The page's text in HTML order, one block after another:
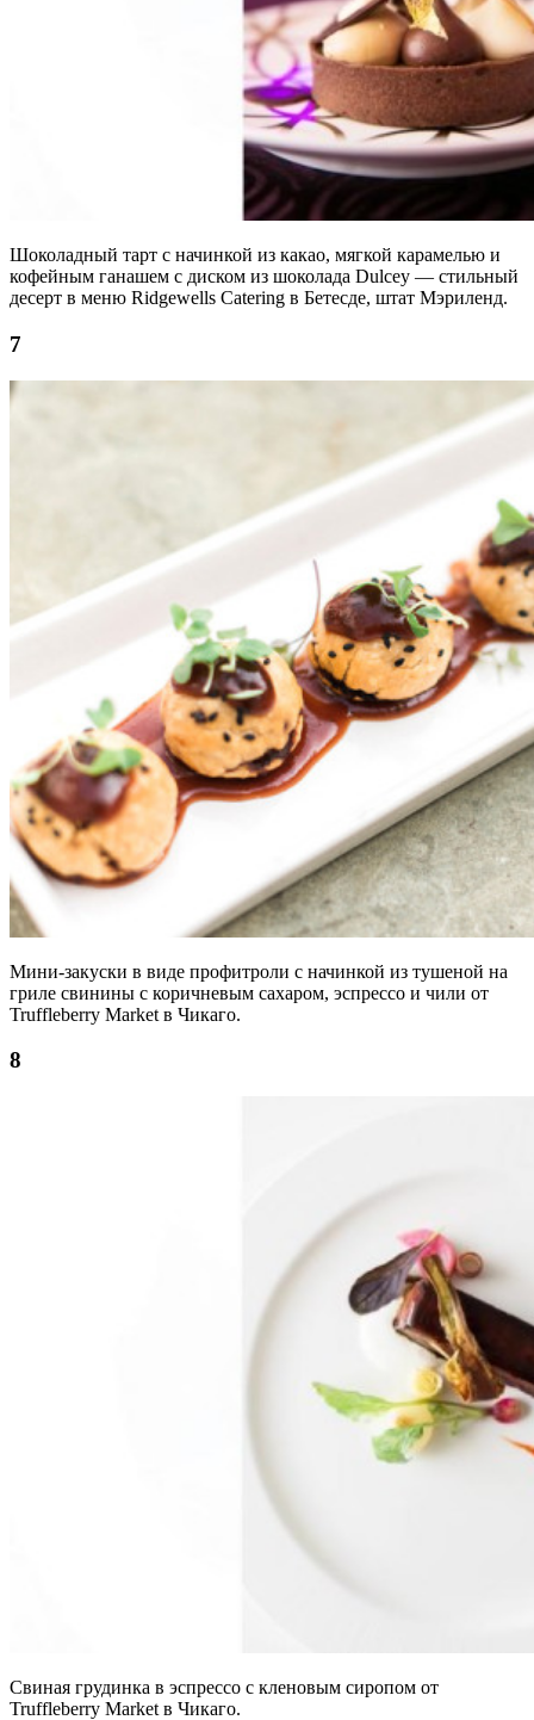
Шоколадный тарт с начинкой из какао, мягкой карамелью и
кофейным ганашем с диском из шоколада Dulcey — стильный
десерт в меню Ridgewells Catering в Бетесде, штат Мэриленд.
7
Мини-закуски в виде профитроли с начинкой из тушеной на
гриле свинины с коричневым сахаром, эспрессо и чили от
Truffleberry Market в Чикаго.
8
Свиная грудинка в эспрессо с кленовым сиропом от
Truffleberry Market в Чикаго.